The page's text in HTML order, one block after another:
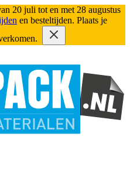
20 juli tot en met 28 augustus
en besteltijden. Plaats je